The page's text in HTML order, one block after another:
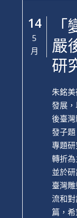
14
5
月
嚴
研
朱銘
發展
後臺
發子
專題
轉折
並於
臺灣
流和
篇，